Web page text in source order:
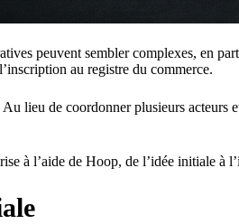
peuvent sembler complexes, en
au registre du commerce.
lieu de coordonner plusieurs
à l’aide de Hoop, de l’idée initiale à